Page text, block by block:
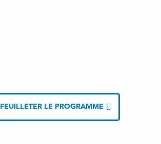
FEUILLETER LE PROGRAMME